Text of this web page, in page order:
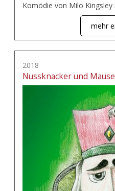
Komödie von Milo
mehr
2018
Nussknacker und